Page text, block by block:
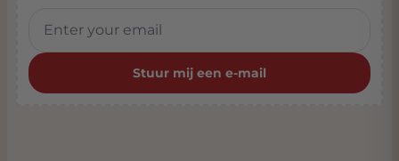
Stuur mij een e-mail